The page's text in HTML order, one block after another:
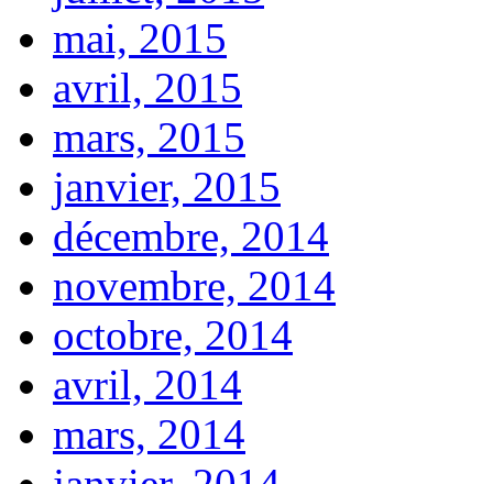
mai, 2015
avril, 2015
mars, 2015
janvier, 2015
décembre, 2014
novembre, 2014
octobre, 2014
avril, 2014
mars, 2014